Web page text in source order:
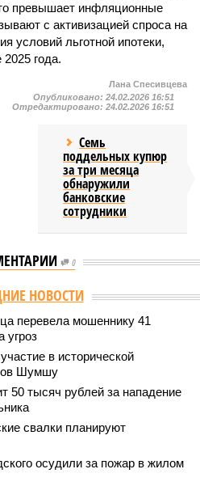
превышает инфляционные
с активизацией спроса на
условий льготной ипотеки,
года.
Лана Спесивцева
Опубликовано: 24.02.2026 16:51
Отредактировано: 24.02.2026 16:51
Семь
поддельных купюр
за три месяца
обнаружили
банковские
сотрудники
0
НОВОСТИ
перевела мошеннику 41
угроз
в исторической
Шумшу
50 тысяч рублей за нападение
свалки планируют
осудили за пожар в жилом